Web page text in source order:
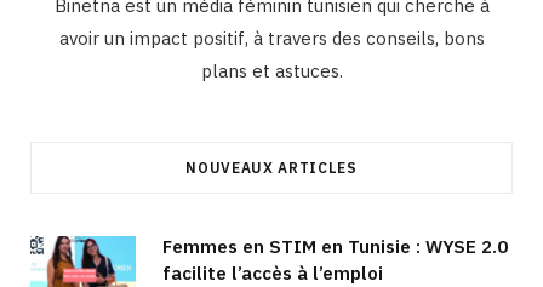
Binetna est un média féminin tunisien qui cherche à
avoir un impact positif, à travers des conseils, bons
plans et astuces.
NOUVEAUX ARTICLES
Femmes en STIM en Tunisie : WYSE 2.0
facilite l’accès à l’emploi